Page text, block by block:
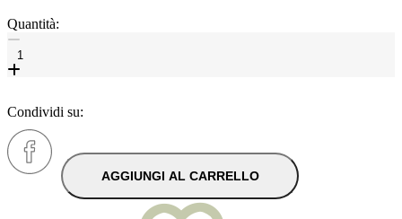
Quantità:
Condividi su:
AGGIUNGI AL CARRELLO